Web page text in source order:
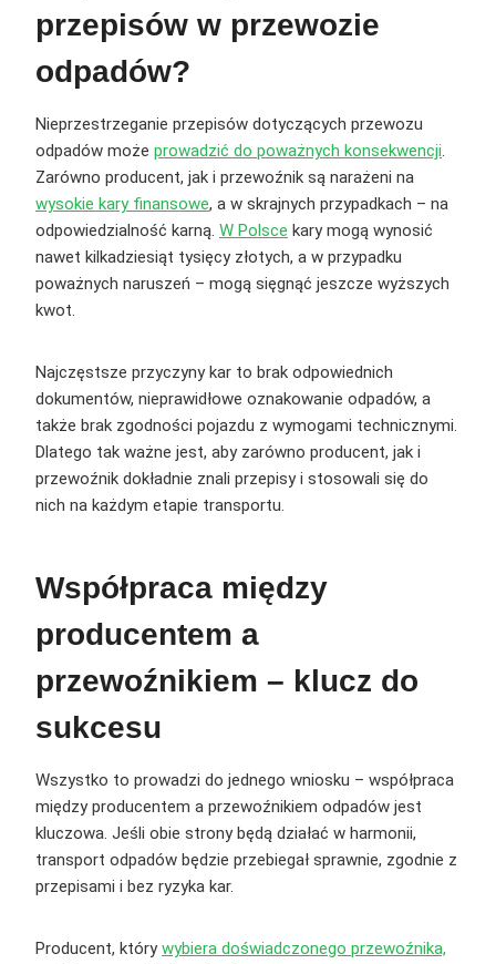
przepisów w przewozie
odpadów?
Nieprzestrzeganie przepisów dotyczących przewozu
odpadów może prowadzić do poważnych konsekwencji.
Zarówno producent, jak i przewoźnik są narażeni na
wysokie kary finansowe, a w skrajnych przypadkach – na
odpowiedzialność karną. W Polsce kary mogą wynosić
nawet kilkadziesiąt tysięcy złotych, a w przypadku
poważnych naruszeń – mogą sięgnąć jeszcze wyższych
kwot.
Najczęstsze przyczyny kar to brak odpowiednich
dokumentów, nieprawidłowe oznakowanie odpadów, a
także brak zgodności pojazdu z wymogami technicznymi.
Dlatego tak ważne jest, aby zarówno producent, jak i
przewoźnik dokładnie znali przepisy i stosowali się do
nich na każdym etapie transportu.
Współpraca między
producentem a
przewoźnikiem – klucz do
sukcesu
Wszystko to prowadzi do jednego wniosku – współpraca
między producentem a przewoźnikiem odpadów jest
kluczowa. Jeśli obie strony będą działać w harmonii,
transport odpadów będzie przebiegał sprawnie, zgodnie z
przepisami i bez ryzyka kar.
Producent, którywybiera doświadczonego przewoźnika,